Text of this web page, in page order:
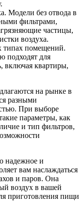
Модели без отвода в
фильтрами,
частицы,
воздуха.
типах помещений.
подходят для
включая квартиры,
на рынке в
разными
При выборе
параметры, как
и тип фильтров,
надежное и
вам наслаждаться
и паров. Она
воздух в вашей
приготовления пищи